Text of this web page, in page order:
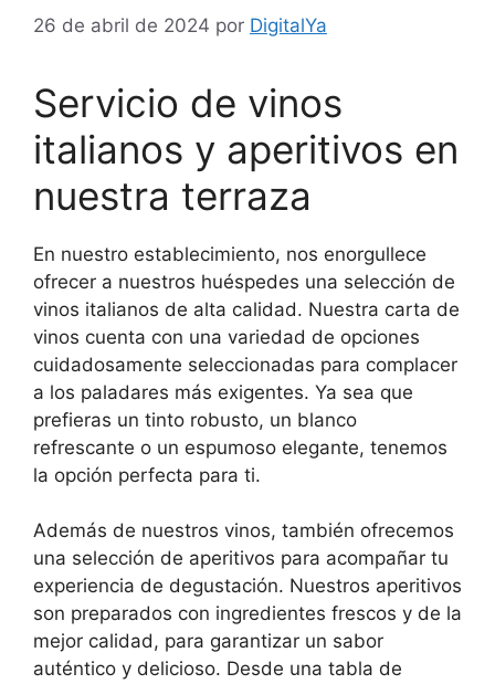
26 de abril de 2024 por DigitalYa
Servicio de vinos
italianos y aperitivos en
nuestra terraza
En nuestro establecimiento, nos enorgullece
ofrecer a nuestros huéspedes una selección de
vinos italianos de alta calidad. Nuestra carta de
vinos cuenta con una variedad de opciones
cuidadosamente seleccionadas para complacer
a los paladares más exigentes. Ya sea que
prefieras un tinto robusto, un blanco
refrescante o un espumoso elegante, tenemos
la opción perfecta para ti.
Además de nuestros vinos, también ofrecemos
una selección de aperitivos para acompañar tu
experiencia de degustación. Nuestros aperitivos
son preparados con ingredientes frescos y de la
mejor calidad, para garantizar un sabor
auténtico y delicioso. Desde una tabla de